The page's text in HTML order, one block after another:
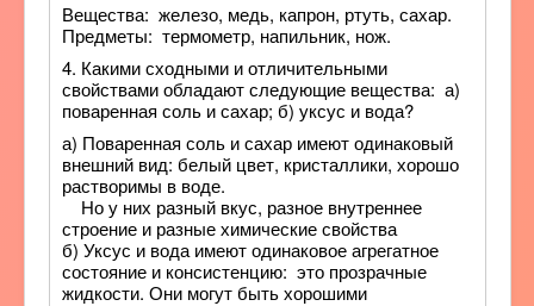
Вещества: железо, медь, капрон, ртуть, сахар.
Предметы: термометр, напильник, нож.
4. Какими сходными и отличительными
свойствами обладают следующие вещества: а)
поваренная соль и сахар; б) уксус и вода?
а) Поваренная соль и сахар имеют одинаковый
внешний вид: белый цвет, кристаллики, хорошо
растворимы в воде.
Но у них разный вкус, разное внутреннее
строение и разные химические свойства
б) Уксус и вода имеют одинаковое агрегатное
состояние и консистенцию: это прозрачные
жидкости. Они могут быть хорошими